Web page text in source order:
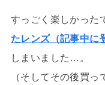
すっごく楽しかった
たレンズ（記事中に
しまいました…。
（そしてその後買っ